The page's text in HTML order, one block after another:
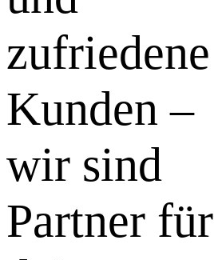
zufriedene
Kunden –
wir sind
Partner für